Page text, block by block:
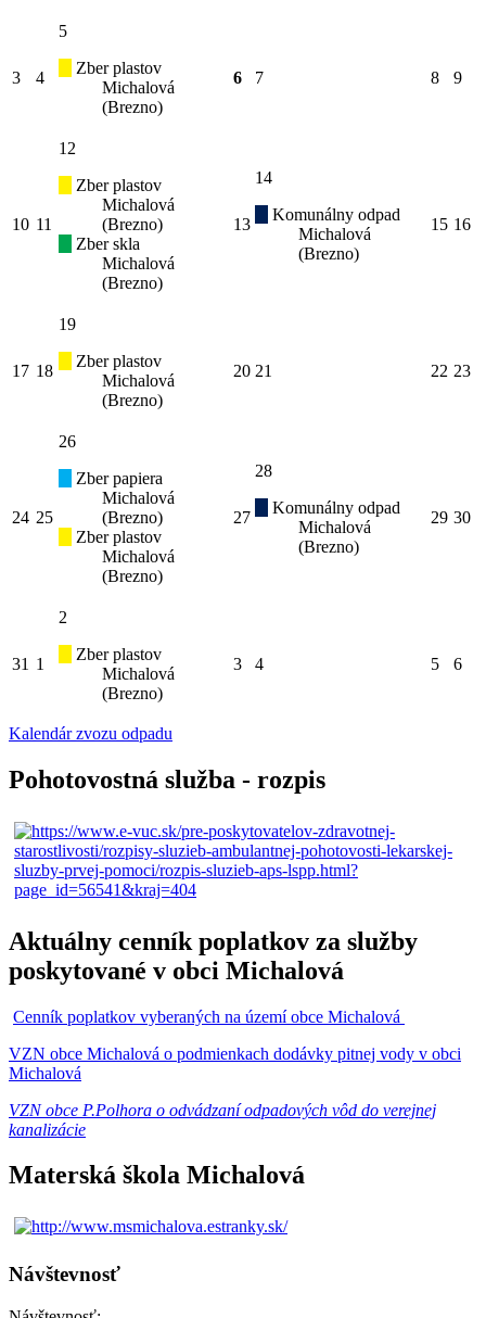
3 4
5
Zber plastov
Michalová
(Brezno)
6 7 8 9
10 11
12
Zber plastov
Michalová
(Brezno)
Zber skla
Michalová
(Brezno)
13
14
Komunálny odpad
Michalová
(Brezno)
15 16
17 18
19
Zber plastov
Michalová
(Brezno)
20 21 22 23
24 25
26
Zber papiera
Michalová
(Brezno)
Zber plastov
Michalová
(Brezno)
27
28
Komunálny odpad
Michalová
(Brezno)
29 30
31 1
2
Zber plastov
Michalová
(Brezno)
3 4 5 6
Kalendár zvozu odpadu
Pohotovostná služba - rozpis
Aktuálny cenník poplatkov za služby
poskytované v obci Michalová
Cenník poplatkov vyberaných na území obce Michalová
VZN obce Michalová o podmienkach dodávky pitnej vody v obci
Michalová
VZN obce P.Polhora o odvádzaní odpadových vôd do verejnej
kanalizácie
Materská škola Michalová
Návštevnosť